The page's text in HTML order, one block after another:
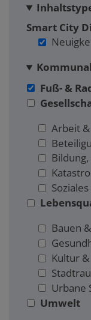
Smart City
Fuß- &
Arbeit
Bauen
Kultur
Urbane
Umwelt